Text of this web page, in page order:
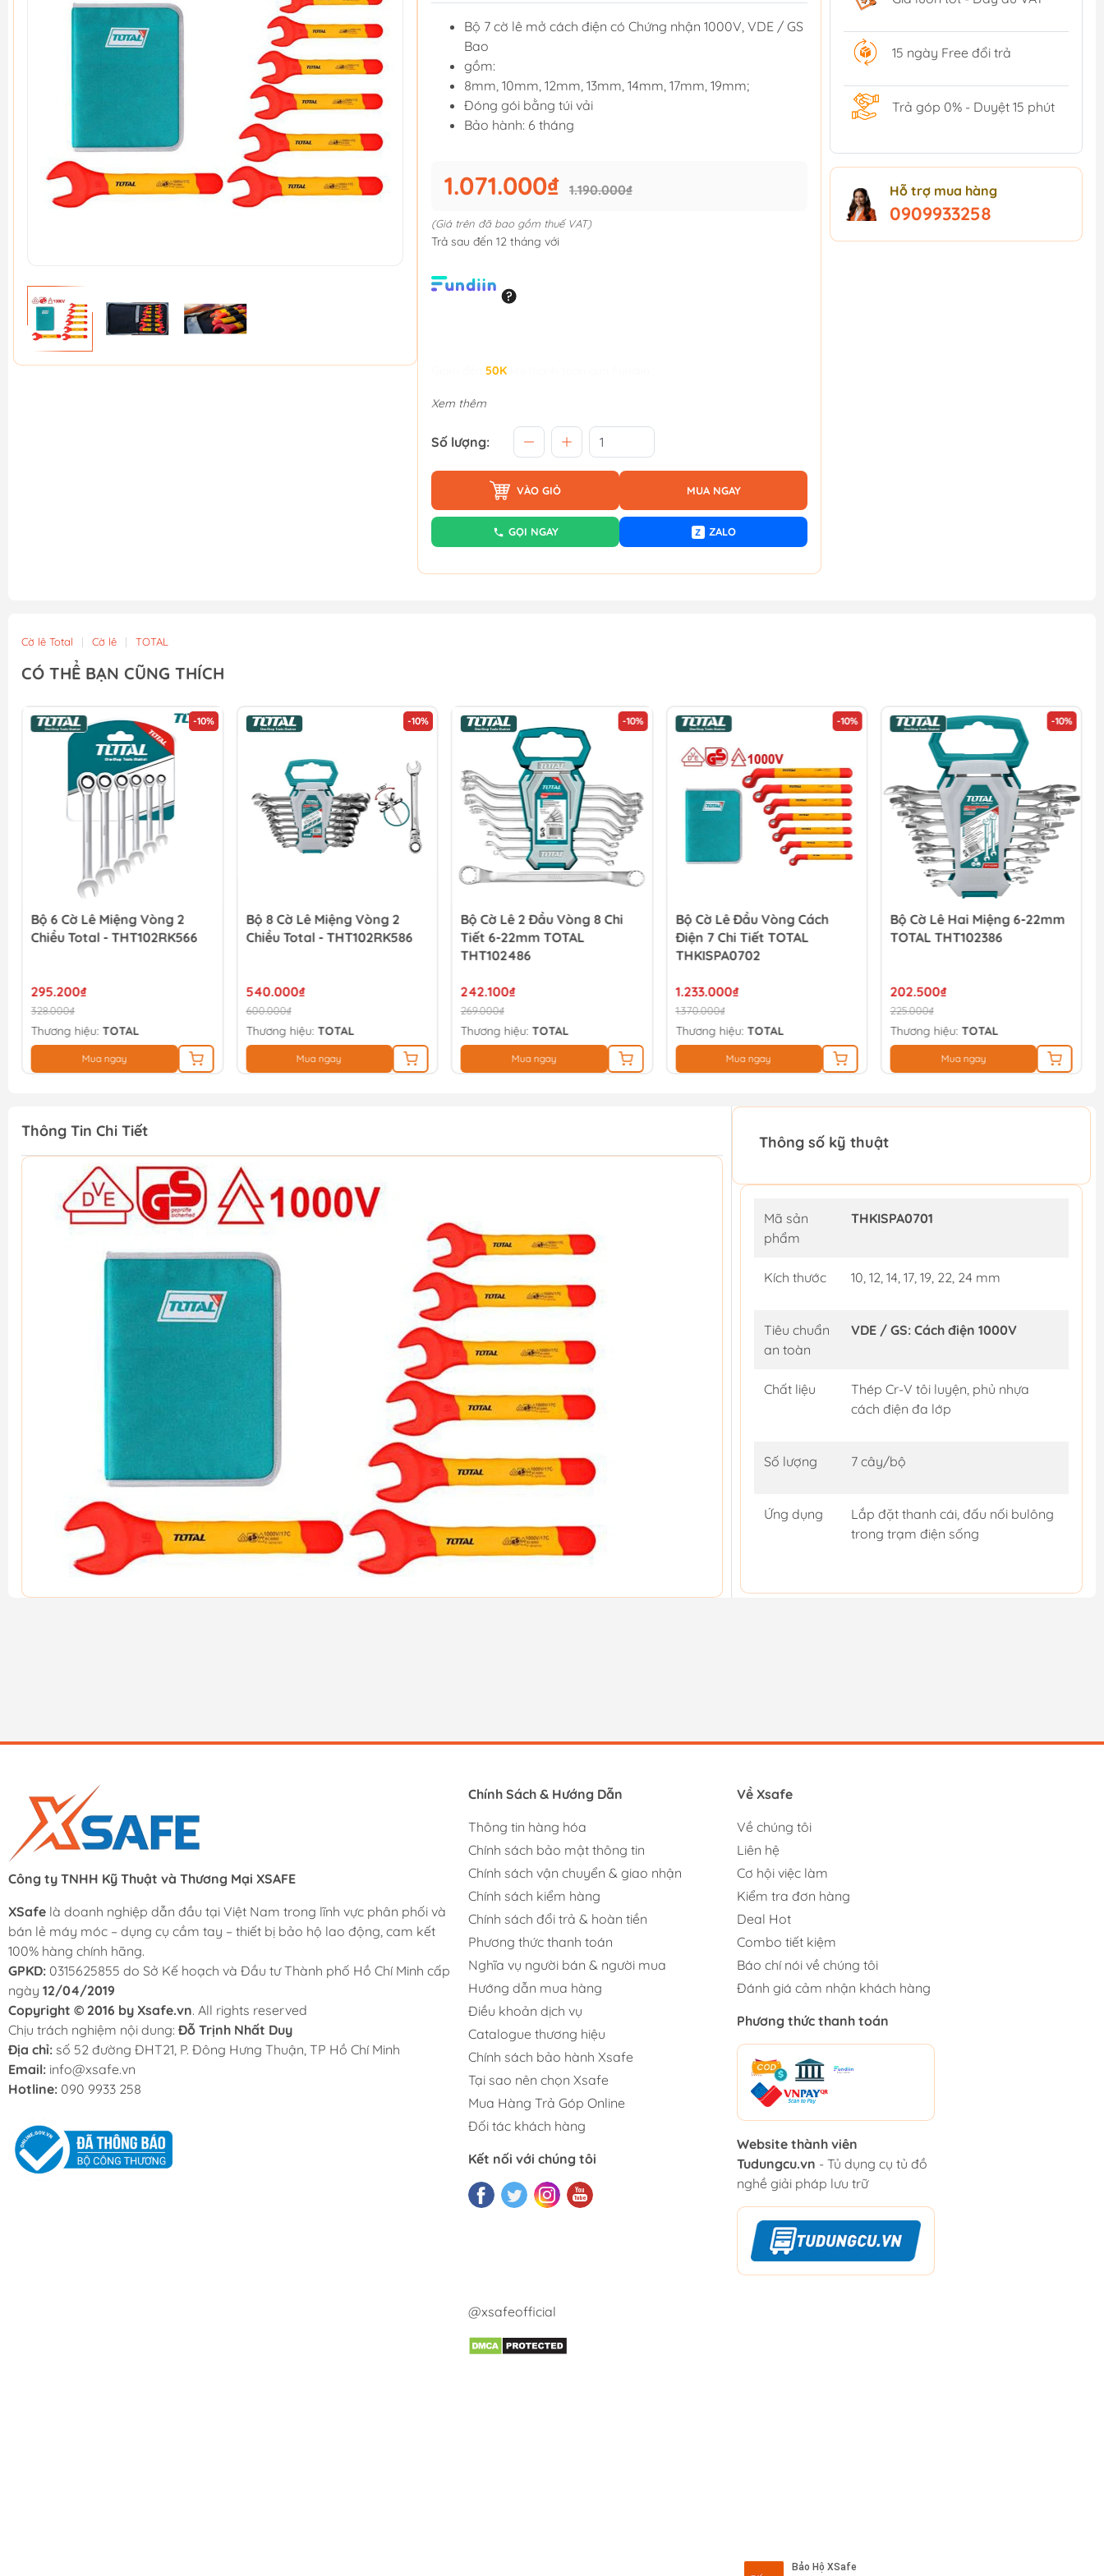
Bộ 7 cờ lê mở cách điện có Chứng nhận 1000V, VDE / GS
Bao
gồm:
8mm, 10mm, 12mm, 13mm, 14mm, 17mm, 19mm;
Đóng gói bằng túi vải
Bảo hành: 6 tháng
1.071.000₫ 1.190.000₫
(Giá trên đã bao gồm thuế VAT)
Trả sau đến 12 tháng với
50K
Xem thêm
Số lượng:
VÀO GIỎ MUA NGAY
GỌI NGAY Z ZALO
15 ngày Free đổi trả
Trả góp 0% - Duyệt 15 phút
Hỗ trợ mua hàng
0909933258
Cờ lê Total | Cờ lê | TOTAL
CÓ THỂ BẠN CŨNG THÍCH
-10%
Bộ 6 Cờ Lê Miệng Vòng 2
Chiều Total - THT102RK566
295.200₫
328.000₫
Thương hiệu: TOTAL
Mua ngay
-10%
Bộ 8 Cờ Lê Miệng Vòng 2
Chiều Total - THT102RK586
540.000₫
600.000₫
Thương hiệu: TOTAL
Mua ngay
-10%
Bộ Cờ Lê 2 Đầu Vòng 8 Chi
Tiết 6-22mm TOTAL
THT102486
242.100₫
269.000₫
Thương hiệu: TOTAL
Mua ngay
-10%
Bộ Cờ Lê Đầu Vòng Cách
Điện 7 Chi Tiết TOTAL
THKISPA0702
1.233.000₫
1.370.000₫
Thương hiệu: TOTAL
Mua ngay
-10%
Bộ Cờ Lê Hai Miệng 6-22mm
TOTAL THT102386
202.500₫
225.000₫
Thương hiệu: TOTAL
Mua ngay
Thông Tin Chi Tiết
Thông số kỹ thuật
Mã sản
phẩm
THKISPA0701
Kích thước 10, 12, 14, 17, 19, 22, 24 mm
Tiêu chuẩn
an toàn
VDE / GS: Cách điện 1000V
Chất liệu
Thép Cr-V tôi luyện, phủ nhựa
cách điện đa lớp
Số lượng 7 cây/bộ
Ứng dụng
Lắp đặt thanh cái, đấu nối bulông
trong trạm điện sống
Công ty TNHH Kỹ Thuật và Thương Mại XSAFE
XSafe là doanh nghiệp dẫn đầu tại Việt Nam trong lĩnh vực phân phối và
bán lẻ máy móc – dụng cụ cầm tay – thiết bị bảo hộ lao động, cam kết
100% hàng chính hãng.
GPKD: 0315625855 do Sở Kế hoạch và Đầu tư Thành phố Hồ Chí Minh cấp
ngày 12/04/2019
Copyright © 2016 by Xsafe.vn. All rights reserved
Chịu trách nghiệm nội dung: Đỗ Trịnh Nhất Duy
Địa chỉ: số 52 đường ĐHT21, P. Đông Hưng Thuận, TP Hồ Chí Minh
Email: info@xsafe.vn
Hotline: 090 9933 258
Chính Sách & Hướng Dẫn
Thông tin hàng hóa
Chính sách bảo mật thông tin
Chính sách vận chuyển & giao nhận
Chính sách kiểm hàng
Chính sách đổi trả & hoàn tiền
Phương thức thanh toán
Nghĩa vụ người bán & người mua
Hướng dẫn mua hàng
Điều khoản dịch vụ
Catalogue thương hiệu
Chính sách bảo hành Xsafe
Tại sao nên chọn Xsafe
Mua Hàng Trả Góp Online
Đối tác khách hàng
Kết nối với chúng tôi
Về Xsafe
Về chúng tôi
Liên hệ
Cơ hội việc làm
Kiểm tra đơn hàng
Deal Hot
Combo tiết kiệm
Báo chí nói về chúng tôi
Đánh giá cảm nhận khách hàng
Phương thức thanh toán
Website thành viên
Tudungcu.vn - Tủ dụng cụ tủ đồ
nghề giải pháp lưu trữ
@xsafeofficial